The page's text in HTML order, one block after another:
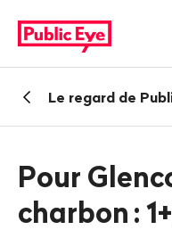
sur
publiceye.ch
rapide
RetourLe regard de
Pour
charbon :